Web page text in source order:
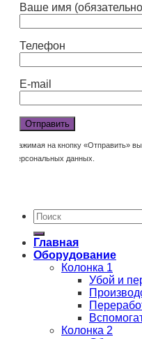
Ваше имя
Телефон
E-mail
Нажимая на кнопку «Отправить»
персональных данных.
Главная
Оборудование
Колонка 1
Убой и
Колонка 2